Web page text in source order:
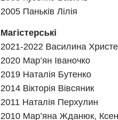
2005 Паньків Лілія
Магістерські
2021-2022 Василина
2020 Мар’ян Іваночко
2019 Наталія Бутенко
2014 Вікторія Вівсяник
2011 Наталія Перхулин
2010 Мар’яна Жданюк,